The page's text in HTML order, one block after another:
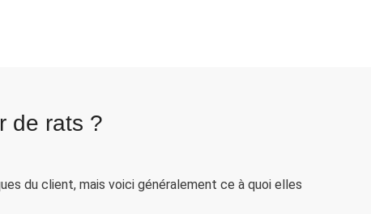
de rats ?
du client, mais voici généralement ce à quoi elles